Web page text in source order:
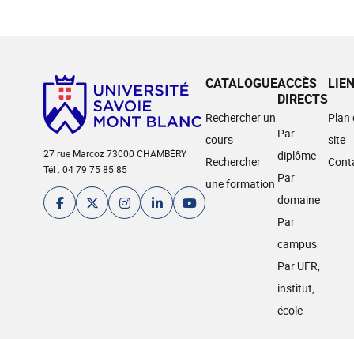
27 rue Marcoz 73000 CHAMBÉRY
Tél : 04 79 75 85 85
CATALOGUE
Rechercher un
cours
Rechercher
une formation
ACCÈS
DIRECTS
Par
diplôme
Par
domaine
Par
campus
Par UFR,
institut,
école
Plan
site